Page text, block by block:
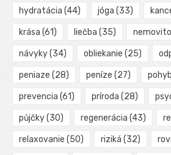
hydratácia (44) jóga (33)
krása (61) liečba (35)
návyky(34) obliekanie (25)
peniaze (28) peníze (27) pohyb
prevencia (61) príroda (28)
půjčky(30) regenerácia (43)
relaxovanie (50) riziká (32)